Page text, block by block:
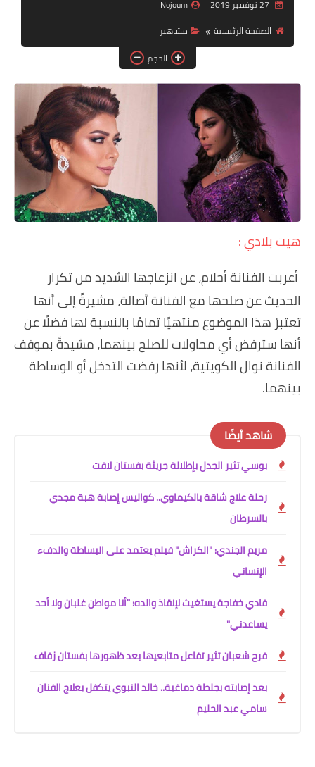
فيديوهات
تكنولوجيا
Nojoum
الصفحة الرئيسية
مشاهير
الحجم
هيت بلادي :
أعربت الفنانة أحلام، عن انزعاجها الشديد من تكرار
الحديث عن صلحها مع الفنانة أصالة، مشيرةً إلى أنها
تعتبرُ هذا الموضوع منتهيًا تمامًا بالنسبة لها فضلًا عن
أنها سترفض أي محاولات للصلح بينهما، مشيدةً بموقف
الفنانة نوال الكويتية، لأنها رفضت التدخل أو الوساطة
بينهما.
شاهد أيضًا
بوسي تثير الجدل بإطلالة جريئة بفستان لافت
رحلة علاج شاقة بالكيماوي.. كواليس إصابة هبة مجدي
بالسرطان
مريم الجندي: "الكراش" فيلم يعتمد على البساطة والدفء
الإنساني
فادي خفاجة يستغيث لإنقاذ والده: "أنا مواطن غلبان ولا أحد
يساعدني"
فرح شعبان تثير تفاعل متابعيها بعد ظهورها بفستان زفاف
بعد إصابته بجلطة دماغية.. خالد النبوي يتكفل بعلاج الفنان
سامي عبد الحليم